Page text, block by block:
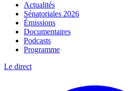
Actualités
Sénatoriales 2026
Émissions
Documentaires
Podcasts
Programme
Le direct